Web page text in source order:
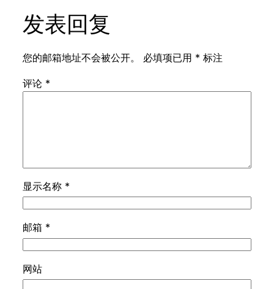
发表回复
您的邮箱地址不会被公开。 必填项已用 * 标注
评论 *
显示名称 *
邮箱 *
网站